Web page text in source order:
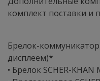
комплект поставки и
Брелок-коммуникатор
дисплеем)*
• Брелок SCHER-KHAN